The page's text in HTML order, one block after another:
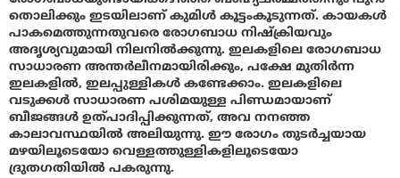
തൊലിക്കും ഇടയിലാണ് കുമിള്‍ കൂട്ടംകൂടുന്നത്. കായകള്‍
പാകമെത്തുന്നതുവരെ രോഗബാധ നിഷ്ക്രിയവും
അദൃശ്യവുമായി നിലനില്‍ക്കുന്നു. ഇലകളിലെ രോഗബാധ
സാധാരണ അന്തര്‍ലീനമായിരിക്കും, പക്ഷേ മുതിര്‍ന്ന
ഇലകളില്‍, ഇലപ്പുള്ളികള്‍ കണ്ടേക്കാം. ഇലകളിലെ
വടുക്കള്‍ സാധാരണ പശിമയുള്ള പിണ്ഡമായാണ്
ബീജങ്ങള്‍ ഉത്പാദിപ്പിക്കുന്നത്, അവ നനഞ്ഞ
കാലാവസ്ഥയില്‍ അലിയുന്നു. ഈ രോഗം തുടര്‍ച്ചയായ
മഴയിലൂടെയോ വെള്ളത്തുള്ളികളിലൂടെയോ
ദ്രുതഗതിയില്‍ പകരുന്നു.